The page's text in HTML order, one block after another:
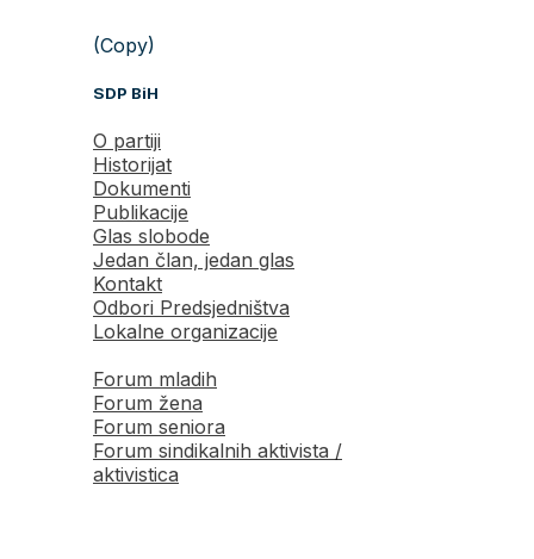
(Copy)
SDP BiH
O partiji
Historijat
Dokumenti
Publikacije
Glas slobode
Jedan član, jedan glas
Kontakt
Odbori Predsjedništva
Lokalne organizacije
Forum mladih
Forum žena
Forum seniora
Forum sindikalnih aktivista /
aktivistica